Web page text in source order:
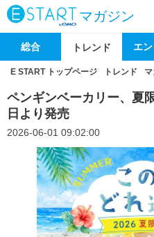
マガジン
総合 トレンド エ
E START トップページ トレンド
ペンギンベーカリー、夏
日より発売
2026-06-01 09:02:00